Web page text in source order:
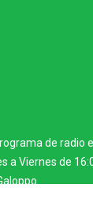
de radio
a Viernes de